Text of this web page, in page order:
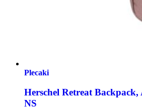
Plecaki
Herschel Retreat Backpack,
NS